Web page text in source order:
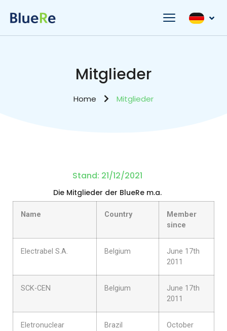
Mitglieder
Home Mitglieder
Stand: 21/12/2021
Die Mitglieder der BlueRe m.a.
Name Country
Member
since
Electrabel S.A. Belgium
June 17th
2011
SCK-CEN Belgium
June 17th
2011
Eletronuclear Brazil
October